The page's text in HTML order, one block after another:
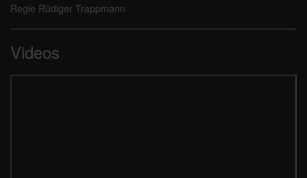
Regie Rüdiger Trappmann
Videos